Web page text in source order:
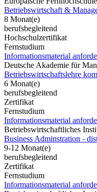
Betriebswirtschaft &
8 Monat(e)
berufsbegleitend
Hochschulzertifikat
Fernstudium
Informationsmaterial
Deutsche Akademie für
Betriebswirtschaftslehre
6 Monat(e)
berufsbegleitend
Zertifikat
Fernstudium
Informationsmaterial
Betriebswirtschaftliches
Business Adminstration -
9-12 Monat(e)
berufsbegleitend
Zertifikat
Fernstudium
Informationsmaterial